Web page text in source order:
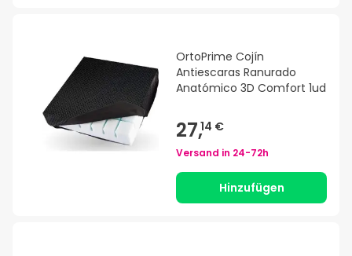
OrtoPrime Cojín
Antiescaras Ranurado
Anatómico 3D Comfort 1ud
27,14 €
Versand in 24-72h
Hinzufügen